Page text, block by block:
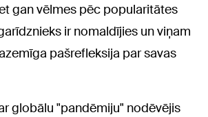
gan vēlmes pēc popularitātes
ir nomaldījies un viņam
pašrefleksija par savas
globālu "pandēmiju" nodēvējis